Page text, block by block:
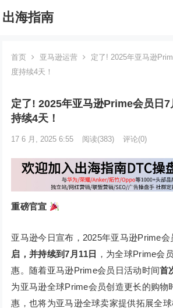
出海指南
首页 亚马逊运营
定了! 2025年亚马逊
度持续4天！
定了! 2025年亚马逊Prime会员日
持续4天！
17 6 月, 2025 6:55 阅读(383) 评论(0)
重磅官宣
亚马逊今日宣布，2025年亚马逊Prime会
启，并持续到7月11日 ，为全球Prime会
惠。随着亚马逊Prime会员日活动时间首
为亚马逊全球Prime会员创造更长的购物
惠，也将为亚马逊全球卖家提供拓展全